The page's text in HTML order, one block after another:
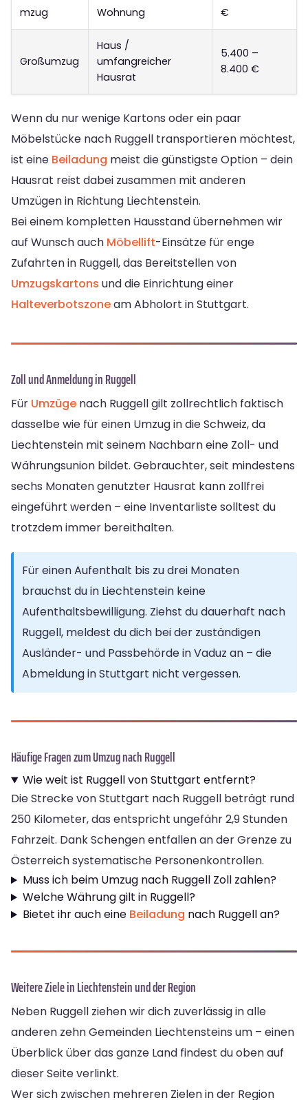
mzug
Wohnung
€
Großumzug
Haus /
umfangreicher
Hausrat
5.400 –
8.400 €
Wenn du nur wenige Kartons oder ein paar
Möbelstücke nach Ruggell transportieren möchtest,
ist eine Beiladung meist die günstigste Option – dein
Hausrat reist dabei zusammen mit anderen
Umzügen in Richtung Liechtenstein.
Bei einem kompletten Hausstand übernehmen wir
auf Wunsch auch Möbellift-Einsätze für enge
Zufahrten in Ruggell, das Bereitstellen von
Umzugskartons und die Einrichtung einer
Halteverbotszoneam Abholort in Stuttgart.
Zoll und Anmeldung in Ruggell
Für Umzüge nach Ruggell gilt zollrechtlich faktisch
dasselbe wie für einen Umzug in die Schweiz, da
Liechtenstein mit seinem Nachbarn eine Zoll- und
Währungsunion bildet. Gebrauchter, seit mindestens
sechs Monaten genutzter Hausrat kann zollfrei
eingeführt werden – eine Inventarliste solltest du
trotzdem immer bereithalten.
Für einen Aufenthalt bis zu drei Monaten
brauchst du in Liechtenstein keine
Aufenthaltsbewilligung. Ziehst du dauerhaft nach
Ruggell, meldest du dich bei der zuständigen
Ausländer- und Passbehörde in Vaduz an – die
Abmeldung in Stuttgart nicht vergessen.
Häufige Fragen zum Umzug nach Ruggell
Wie weit ist Ruggell von Stuttgart entfernt?
Die Strecke von Stuttgart nach Ruggell beträgt rund
250 Kilometer, das entspricht ungefähr 2,9 Stunden
Fahrzeit. Dank Schengen entfallen an der Grenze zu
Österreich systematische Personenkontrollen.
Muss ich beim Umzug nach Ruggell Zoll zahlen?
Welche Währung gilt in Ruggell?
Bietet ihr auch eine Beiladung nach Ruggell an?
Weitere Ziele in Liechtenstein und der Region
Neben Ruggell ziehen wir dich zuverlässig in alle
anderen zehn Gemeinden Liechtensteins um – einen
Überblick über das ganze Land findest du oben auf
dieser Seite verlinkt.
Wer sich zwischen mehreren Zielen in der Region